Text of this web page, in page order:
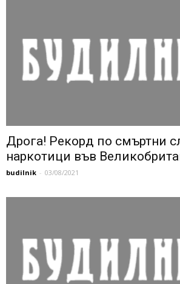
Дрога! Рекорд по смъртни
наркотици във
budilnik - 03/08/2021